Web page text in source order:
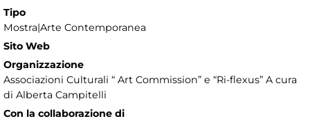
Tipo
Mostra|Arte Contemporanea
Sito Web
Organizzazione
Associazioni Culturali “ Art Commission” e “Ri-flexus” A cura
di Alberta Campitelli
Con la collaborazione di